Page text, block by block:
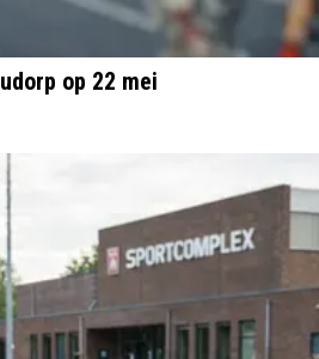
op 22 mei